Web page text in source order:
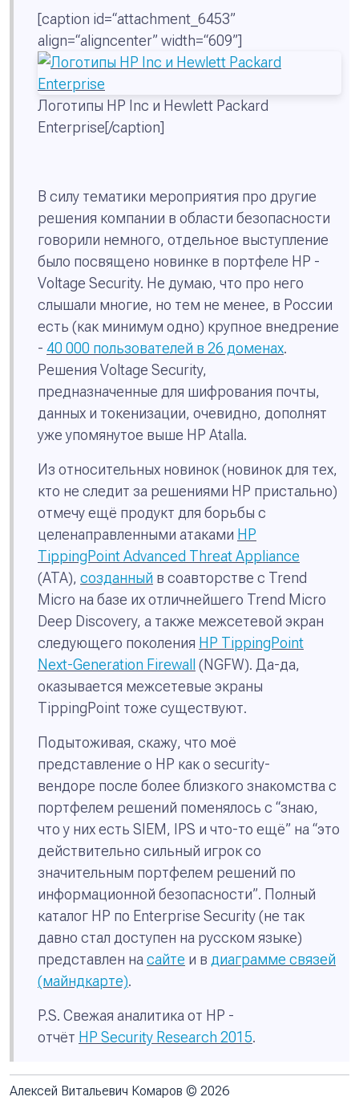
[caption id=“attachment_6453”
align=“aligncenter” width=“609”]
Логотипы HP Inc и Hewlett Packard
Enterprise[/caption]
В силу тематики мероприятия про другие
решения компании в области безопасности
говорили немного, отдельное выступление
было посвящено новинке в портфеле HP -
Voltage Security. Не думаю, что про него
слышали многие, но тем не менее, в России
есть (как минимум одно) крупное внедрение
- 40 000 пользователей в 26 доменах.
Решения Voltage Security,
предназначенные для шифрования почты,
данных и токенизации, очевидно, дополнят
уже упомянутое выше HP Atalla.
Из относительных новинок (новинок для тех,
кто не следит за решениями HP пристально)
отмечу ещё продукт для борьбы с
целенаправленными атаками HP
TippingPoint Advanced Threat Appliance
(ATA), созданный в соавторстве с Trend
Micro на базе их отличнейшего Trend Micro
Deep Discovery, а также межсетевой экран
следующего поколения HP TippingPoint
Next-Generation Firewall (NGFW). Да-да,
оказывается межсетевые экраны
TippingPoint тоже существуют.
Подытоживая, скажу, что моё
представление о HP как о security-
вендоре после более близкого знакомства с
портфелем решений поменялось с “знаю,
что у них есть SIEM, IPS и что-то ещё” на “это
действительно сильный игрок со
значительным портфелем решений по
информационной безопасности”. Полный
каталог HP по Enterprise Security (не так
давно стал доступен на русском языке)
представлен на сайте и в диаграмме связей
(майндкарте).
P.S. Свежая аналитика от HP -
отчёт HP Security Research 2015.
Алексей Витальевич Комаров © 2026